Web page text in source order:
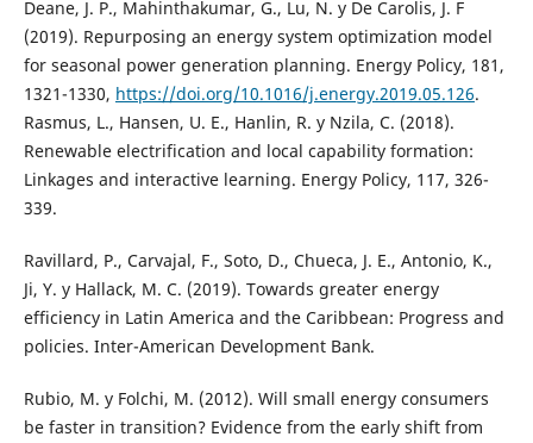
Deane, J. P., Mahinthakumar, G., Lu, N. y De Carolis, J. F
(2019). Repurposing an energy system optimization model
for seasonal power generation planning. Energy Policy, 181,
1321-1330, https://doi.org/10.1016/j.energy.2019.05.126.
Rasmus, L., Hansen, U. E., Hanlin, R. y Nzila, C. (2018).
Renewable electrification and local capability formation:
Linkages and interactive learning. Energy Policy, 117, 326-
339.
Ravillard, P., Carvajal, F., Soto, D., Chueca, J. E., Antonio, K.,
Ji, Y. y Hallack, M. C. (2019). Towards greater energy
efficiency in Latin America and the Caribbean: Progress and
policies. Inter-American Development Bank.
Rubio, M. y Folchi, M. (2012). Will small energy consumers
be faster in transition? Evidence from the early shift from